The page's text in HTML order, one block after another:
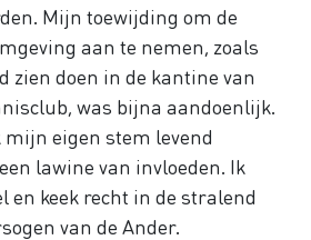
Mijn toewijding om de
aan te nemen, zoals
zien doen in de kantine van
was bijna aandoenlijk.
eigen stem levend
lawine van invloeden. Ik
en keek recht in de stralend
van de Ander.